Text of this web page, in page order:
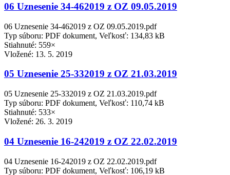
06 Uznesenie 34-462019 z OZ 09.05.2019
06 Uznesenie 34-462019 z OZ 09.05.2019.pdf
Typ súboru: PDF dokument, Veľkosť: 134,83 kB
Stiahnuté: 559×
Vložené: 13. 5. 2019
05 Uznesenie 25-332019 z OZ 21.03.2019
05 Uznesenie 25-332019 z OZ 21.03.2019.pdf
Typ súboru: PDF dokument, Veľkosť: 110,74 kB
Stiahnuté: 533×
Vložené: 26. 3. 2019
04 Uznesenie 16-242019 z OZ 22.02.2019
04 Uznesenie 16-242019 z OZ 22.02.2019.pdf
Typ súboru: PDF dokument, Veľkosť: 106,19 kB